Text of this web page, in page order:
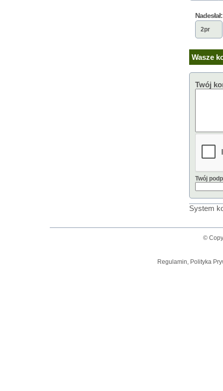
Nadesłał:
2pr
Wasze
Twój
Twój
System
©
Regulamin, Polityka